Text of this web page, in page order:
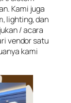
Kami juga
lighting, dan
/ acara
vendor satu
kami